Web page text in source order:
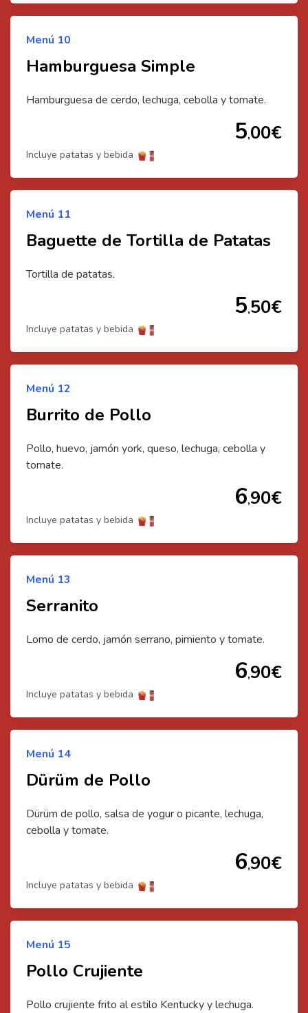
Menú 10
Hamburguesa Simple
Hamburguesa de cerdo, lechuga, cebolla y tomate.
5,00€
Incluye patatas y bebida
Menú 11
Baguette de Tortilla de Patatas
Tortilla de patatas.
5,50€
Incluye patatas y bebida
Menú 12
Burrito de Pollo
Pollo, huevo, jamón york, queso, lechuga, cebolla y
tomate.
6,90€
Incluye patatas y bebida
Menú 13
Serranito
Lomo de cerdo, jamón serrano, pimiento y tomate.
6,90€
Incluye patatas y bebida
Menú 14
Dürüm de Pollo
Dürüm de pollo, salsa de yogur o picante, lechuga,
cebolla y tomate.
6,90€
Incluye patatas y bebida
Menú 15
Pollo Crujiente
Pollo crujiente frito al estilo Kentucky y lechuga.